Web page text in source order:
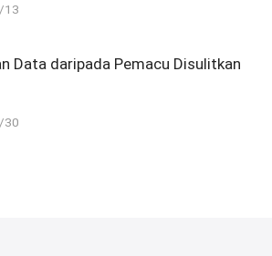
13
Data daripada Pemacu Disulitkan
30